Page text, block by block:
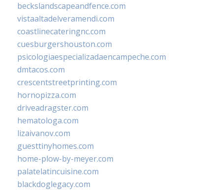
beckslandscapeandfence.com
vistaaltadelveramendi.com
coastlinecateringnc.com
cuesburgershouston.com
psicologiaespecializadaencampeche.com
dmtacos.com
crescentstreetprinting.com
hornopizza.com
driveadragster.com
hematologa.com
lizaivanov.com
guesttinyhomes.com
home-plow-by-meyer.com
palatelatincuisine.com
blackdoglegacy.com